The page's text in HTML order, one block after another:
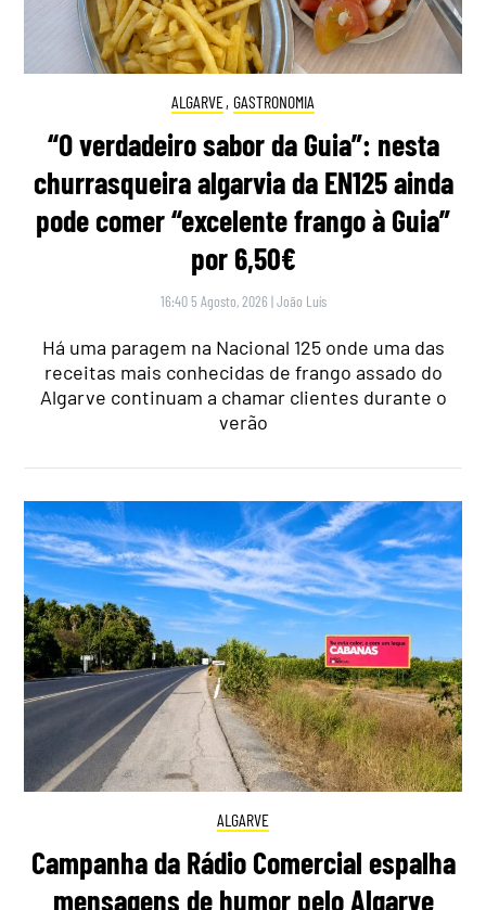
ALGARVE, GASTRONOMIA
“O verdadeiro sabor da Guia”: nesta
churrasqueira algarvia da EN125 ainda
pode comer “excelente frango à Guia”
por 6,50€
16:40 5 Agosto, 2026 |João Luís
Há uma paragem na Nacional 125 onde uma das
receitas mais conhecidas de frango assado do
Algarve continuam a chamar clientes durante o
verão
ALGARVE
Campanha da Rádio Comercial espalha
mensagens de humor pelo Algarve